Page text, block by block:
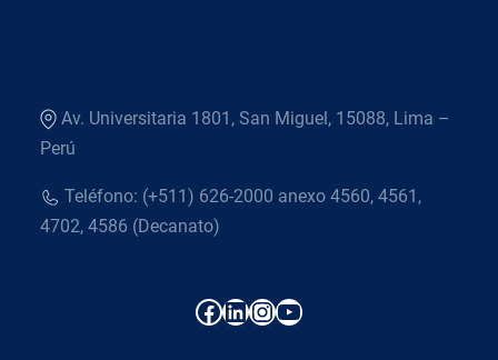
Av. Universitaria 1801, San Miguel, 15088, Lima –
Perú
Teléfono: (+511) 626-2000 anexo 4560, 4561,
4702, 4586 (Decanato)
Facebook LinkedIn InstagramYouTube